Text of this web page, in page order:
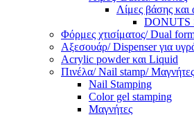
Λίμες βάσης και
DONUTS
Φόρμες χτισίματος/ Dual
Αξεσουάρ/ Dispenser για
Acrylic powder και Liquid
Πινέλα/ Nail stamp/ Μαγνήτες
Nail Stamping
Color gel stamping
Μαγνήτες